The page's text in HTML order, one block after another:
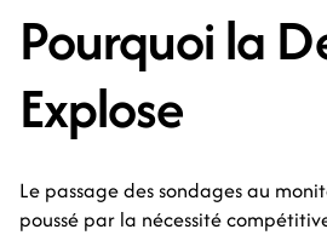
Pourquoi la
Explose
Le passage des sondages au
poussé par la nécessité